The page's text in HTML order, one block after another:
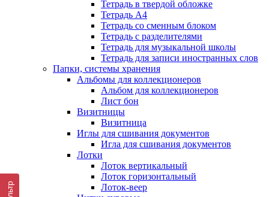
Тетрадь в твердой обложке
Тетрадь А4
Тетрадь со сменным блоком
Тетрадь с разделителями
Тетрадь для музыкальной школы
Тетрадь для записи иностранных слов
Папки, системы хранения
Альбомы для коллекционеров
Альбом для коллекционеров
Лист бон
Визитницы
Визитница
Иглы для сшивания документов
Игла для сшивания документов
Лотки
Лоток вертикальный
Лоток горизонтальный
Лоток-веер